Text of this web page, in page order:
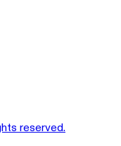
reserved.